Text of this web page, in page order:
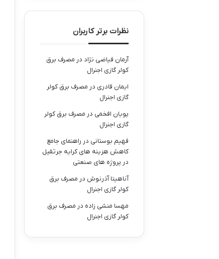
نظرات برتر کاربران
آرمان فیاضی نژاد در مصرف برق
کولر گازی اجنرال
ایمان قادری در مصرف برق کولر
گازی اجنرال
پویان افخمی در مصرف برق کولر
گازی اجنرال
فهیم بوستانی در راهنمای جامع
کاهش هزینه های کرایه جرثقیل
در پروژه های صنعتی
آناهیتا آذرنوش در مصرف برق
کولر گازی اجنرال
مهسا منشی زاده در مصرف برق
کولر گازی اجنرال